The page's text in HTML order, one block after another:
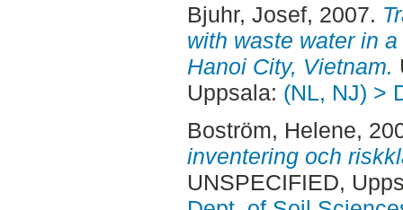
Bjuhr, Josef, 2007.
with waste water in
Hanoi City, Vietnam.
Uppsala: (NL, NJ) >
Boström, Helene,
inventering och
UNSPECIFIED,